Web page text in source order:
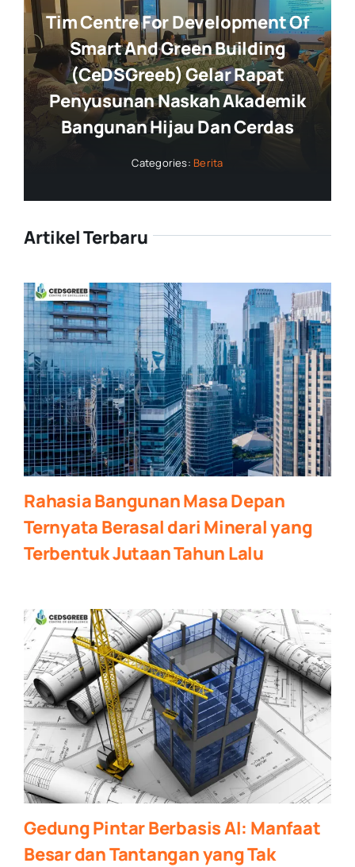
Tim Centre For Development Of
Smart And Green Building
(CeDSGreeb) Gelar Rapat
Penyusunan Naskah Akademik
Bangunan Hijau Dan Cerdas
Categories: Berita
Artikel Terbaru
Rahasia Bangunan Masa Depan
Ternyata Berasal dari Mineral yang
Terbentuk Jutaan Tahun Lalu
Gedung Pintar Berbasis AI: Manfaat
Besar dan Tantangan yang Tak